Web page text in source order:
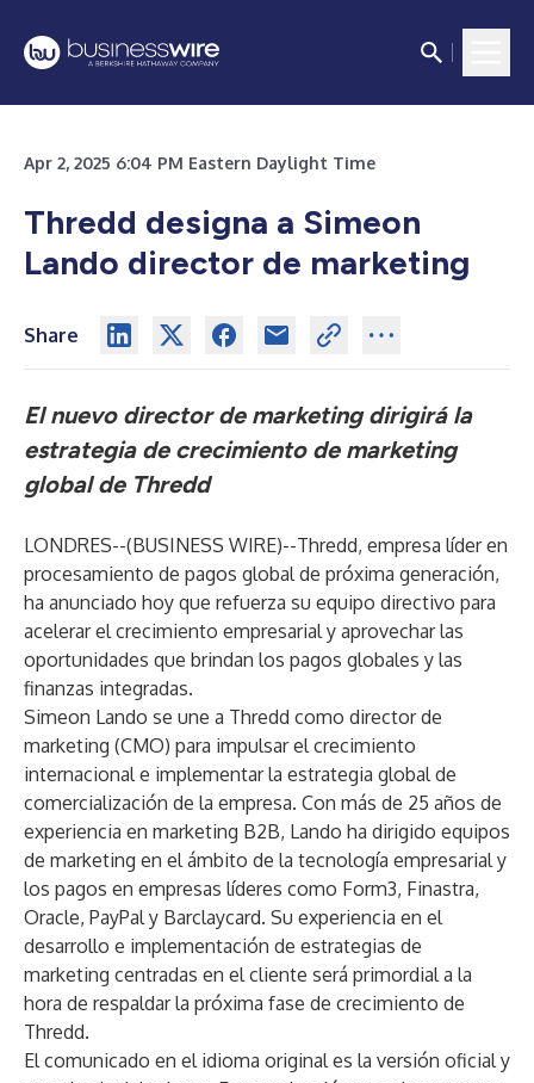
Apr 2, 2025 6:04 PM Eastern Daylight Time
Thredd designa a Simeon
Lando director de marketing
Share
El nuevo director de marketing dirigirá la
estrategia de crecimiento de marketing
global de Thredd
LONDRES--(BUSINESS WIRE)--Thredd, empresa líder en
procesamiento de pagos global de próxima generación,
ha anunciado hoy que refuerza su equipo directivo para
acelerar el crecimiento empresarial y aprovechar las
oportunidades que brindan los pagos globales y las
finanzas integradas.
Simeon Lando se une a Thredd como director de
marketing (CMO) para impulsar el crecimiento
internacional e implementar la estrategia global de
comercialización de la empresa. Con más de 25 años de
experiencia en marketing B2B, Lando ha dirigido equipos
de marketing en el ámbito de la tecnología empresarial y
los pagos en empresas líderes como Form3, Finastra,
Oracle, PayPal y Barclaycard. Su experiencia en el
desarrollo e implementación de estrategias de
marketing centradas en el cliente será primordial a la
hora de respaldar la próxima fase de crecimiento de
Thredd.
El comunicado en el idioma original es la versión oficial y